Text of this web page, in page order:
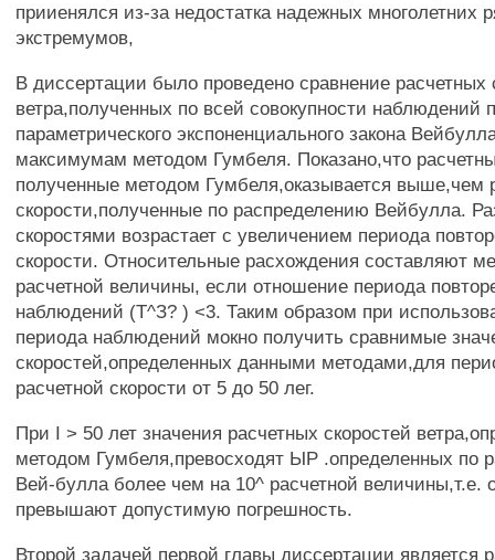
прииенялся из-за недостатка надежных многолетних
экстремумов,
В диссертации было проведено сравнение расчетных
ветра,полученных по всей совокупности
параметрического экспоненциального закона
максимумам методом Гумбеля. Показано,что
полученные методом Гумбеля,оказывается выше,чем
скорости,полученные по распределению Вейбулла.
скоростями возрастает с увеличением периода
скорости. Относительные расхождения составляют
расчетной величины, если отношение периода
наблюдений (Т^З? ) <3. Таким образом при
периода наблюдений мокно получить сравнимые
скоростей,определенных данными методами,для
расчетной скорости от 5 до 50 лег.
При I > 50 лет значения расчетных скоростей
методом Гумбеля,превосходят ЫР .определенных по
Вей-булла более чем на 10^ расчетной величины,т.е.
превышают допустимую погрешность.
Второй задачей первой главы диссертации является